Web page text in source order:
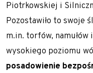
Piotrkowskiej i
Pozostawiło to swoje
m.in. torfów, namułów
wysokiego poziomu
posadowienie